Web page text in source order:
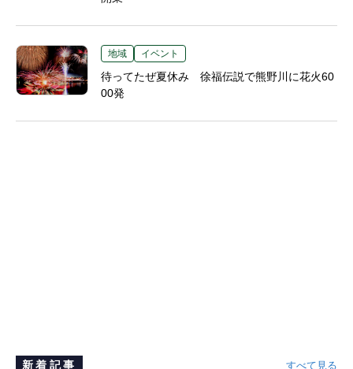
地域 イベント
待ってたぜ夏休み 徐福伝説で熊野川に花火60
00発
新着記事 すべて見る